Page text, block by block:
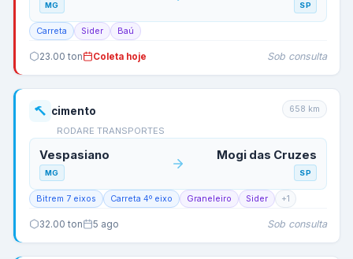
MG SP
Carreta Sider Baú
23.00 ton Coleta hoje Sob consulta
cimento
RODARE TRANSPORTES
658 km
Vespasiano
MG
Mogi das Cruzes
SP
Bitrem 7 eixos Carreta 4º eixo Graneleiro Sider +1
32.00 ton 5 ago Sob consulta